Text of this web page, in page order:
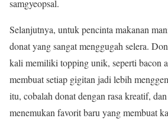
samgyeopsal.
Selanjutnya, untuk pencinta makanan
donat yang sangat menggugah selera.
kali memiliki topping unik, seperti bacon
membuat setiap gigitan jadi lebih
itu, cobalah donat dengan rasa kreatif,
menemukan favorit baru yang membuat